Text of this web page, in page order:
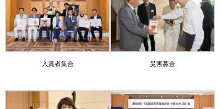
入賞者集合 災害募金